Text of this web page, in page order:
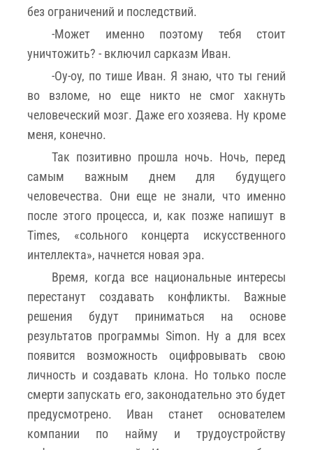
без ограничений и последствий.
-Может именно поэтому тебя стоит
уничтожить? - включил сарказм Иван.
-Оу-оу, по тише Иван. Я знаю, что ты гений
во взломе, но еще никто не смог хакнуть
человеческий мозг. Даже его хозяева. Ну кроме
меня, конечно.
Так позитивно прошла ночь. Ночь, перед
самым важным днем для будущего
человечества. Они еще не знали, что именно
после этого процесса, и, как позже напишут в
Times, «сольного концерта искусственного
интеллекта», начнется новая эра.
Время, когда все национальные интересы
перестанут создавать конфликты. Важные
решения будут приниматься на основе
результатов программы Simon. Ну а для всех
появится возможность оцифровывать свою
личность и создавать клона. Но только после
смерти запускать его, законодательно это будет
предусмотрено. Иван станет основателем
компании по найму и трудоустройству